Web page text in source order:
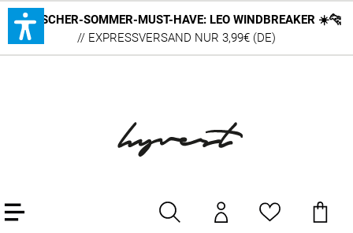
DEUTSCHER-SOMMER-MUST-HAVE: LEO WINDBREAKER ☀️🐆
// EXPRESSVERSAND NUR 3,99€ (DE)